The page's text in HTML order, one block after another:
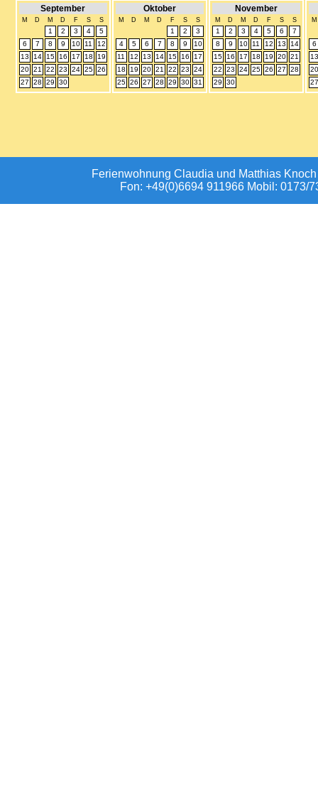
September
M D M D F S S
1 2 3 4
5
6
7 8 9 10 11
12
13
14 15 16 17 18
19
20 21 22 23 24 25 26
27
28 29 30
Oktober
M D M D F S S
1 2
3
4
5 6 7 8 9
10
11
12 13 14 15 16
17
18
19 20 21 22 23
24
25 26 27 28 29 30 31
November
M D M D F S S
1 2 3 4 5 6
7
8
9 10 11 12 13
14
15
16 17 18 19 20 21
22
23 24 25 26 27
28
29
30
M
6
13
20
27
Ferienwohnung Claudia und Matthias
Fon: +49(0)6694 911966 Mobil: 0173/